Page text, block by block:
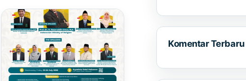
Komentar Terbaru